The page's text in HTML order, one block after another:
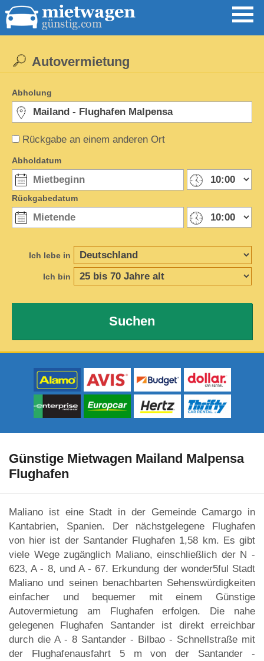
Rückgabe an einem anderen Ort
Autovermietung
Abholung
Abholdatum
Rückgabedatum
Ich lebe in
Ich bin
Suchen
Günstige Mietwagen Mailand Malpensa
Flughafen
Maliano ist eine Stadt in der Gemeinde Camargo in
Kantabrien, Spanien. Der nächstgelegene Flughafen
von hier ist der Santander Flughafen 1,58 km. Es gibt
viele Wege zugänglich Maliano, einschließlich der N -
623, A - 8, und A - 67. Erkundung der wonder5ful Stadt
Maliano und seinen benachbarten Sehenswürdigkeiten
einfacher und bequemer mit einem Günstige
Autovermietung am Flughafen erfolgen. Die nahe
gelegenen Flughafen Santander ist direkt erreichbar
durch die A - 8 Santander - Bilbao - Schnellstraße mit
der Flughafenausfahrt 5 m von der Santander -